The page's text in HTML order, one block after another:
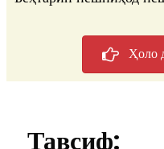
Ҳоло
Тавсиф: